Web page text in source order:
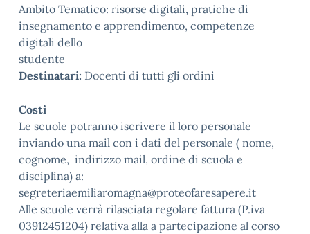
Ambito Tematico: risorse digitali, pratiche di
insegnamento e apprendimento, competenze
digitali dello
studente
Destinatari: Docenti di tutti gli ordini
Costi
Le scuole potranno iscrivere il loro personale
inviando una mail con i dati del personale ( nome,
cognome, indirizzo mail, ordine di scuola e
disciplina) a:
segreteriaemiliaromagna@proteofaresapere.it
Alle scuole verrà rilasciata regolare fattura (P.iva
03912451204) relativa alla a partecipazione al corso